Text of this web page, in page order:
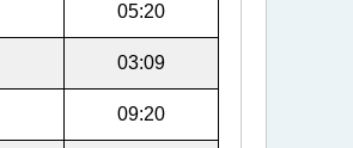
05:20
03:09
09:20